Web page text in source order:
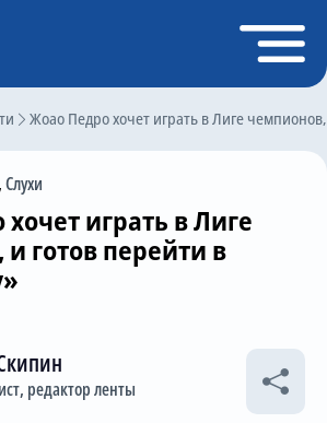
Жоао Педро хочет играть в Лиге
,Слухи
играть в Лиге
готов перейти в
редактор ленты